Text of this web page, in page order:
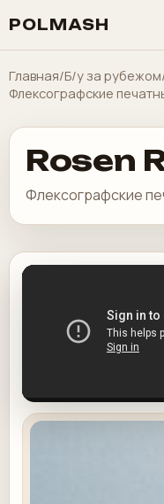
POLMASH
Главная/Б/у за рубежом
Флексографские
Rosen
Флексографские